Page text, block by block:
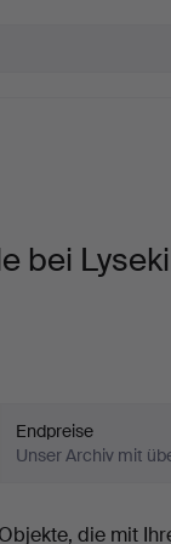
bei
Endpreise
Unser Archiv mit
die mit